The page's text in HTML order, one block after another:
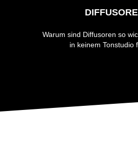
Warum sind Diffusoren so
in keinem Tonstudio